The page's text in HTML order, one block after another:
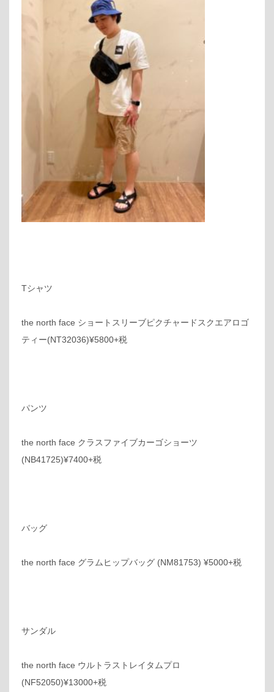
Tシャツ
the north face ショートスリーブピクチャードスクエアロゴ
ティー(NT32036)¥5800+税
パンツ
the north face クラスファイブカーゴショーツ
(NB41725)¥7400+税
バッグ
the north face グラムヒップバッグ (NM81753) ¥5000+税
サンダル
the north face ウルトラストレイタムプロ
(NF52050)¥13000+税